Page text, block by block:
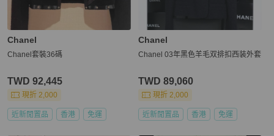
Chanel
Chanel套裝36碼
TWD 92,445
現折 2,000
近新閒置品 香港 免運
Chanel
Chanel 03年黑色羊毛双排扣西装外套
TWD 89,060
現折 2,000
近新閒置品 香港 免運